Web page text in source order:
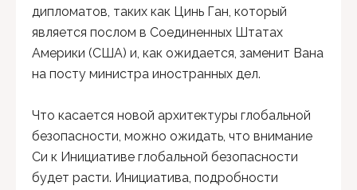
дипломатов, таких как Цинь Ган, который
является послом в Соединенных Штатах
Америки (США) и, как ожидается, заменит Вана
на посту министра иностранных дел.
Что касается новой архитектуры глобальной
безопасности, можно ожидать, что внимание
Си к Инициативе глобальной безопасности
будет расти. Инициатива, подробности